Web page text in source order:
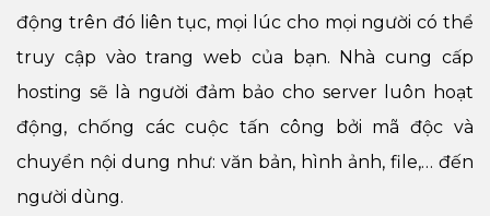
động trên đó liên tục, mọi lúc cho mọi người có thể
truy cập vào trang web của bạn. Nhà cung cấp
hosting sẽ là người đảm bảo cho server luôn hoạt
động, chống các cuộc tấn công bởi mã độc và
chuyển nội dung như: văn bản, hình ảnh, file,… đến
người dùng.